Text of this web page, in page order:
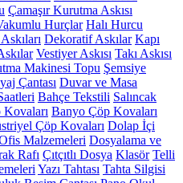
Çamaşır Kurutma Askısı
Hurçlar Halı Hurcu
Dekoratif Askılar Kapı
Vestiyer Askısı Takı Askısı
Makinesi Topu Şemsiye
Çantası Duvar ve Masa
Bahçe Tekstili Salıncak
Kovaları Banyo Çöp Kovaları
Çöp Kovaları Dolap İçi
Malzemeleri Dosyalama ve
Rafı Çıtçıtlı Dosya Klasör Telli
Yazı Tahtası Tahta Silgisi